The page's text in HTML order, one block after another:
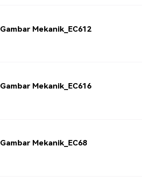
Gambar Mekanik_EC612
Gambar Mekanik_EC616
Gambar Mekanik_EC68